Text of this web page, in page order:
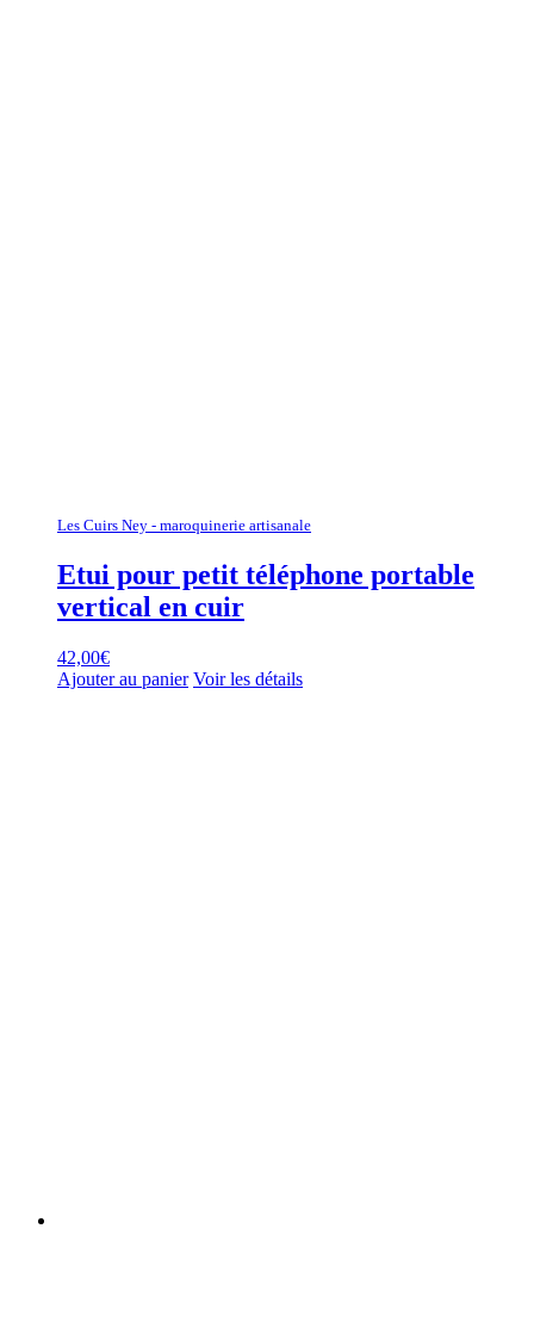
Les Cuirs Ney - maroquinerie artisanale
Etui pour petit téléphone portable
vertical en cuir
42,00€
Ajouter au panier Voir les détails